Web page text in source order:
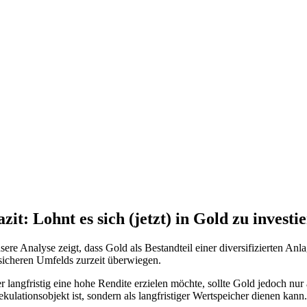
Lohnt es sich (jetzt) in Gold zu
Analyse zeigt, dass Gold als Bestandteil einer diversifizierten
Umfelds zurzeit überwiegen.
langfristig eine hohe Rendite erzielen möchte, sollte Gold jedoch
ist, sondern als langfristiger Wertspeicher dienen kann.